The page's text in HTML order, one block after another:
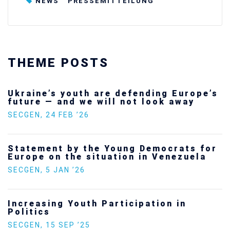
THEME POSTS
Ukraine’s youth are defending Europe’s
future — and we will not look away
SECGEN , 24 FEB ’26
Statement by the Young Democrats for
Europe on the situation in Venezuela
SECGEN , 5 JAN ’26
Increasing Youth Participation in
Politics
SECGEN , 15 SEP ’25